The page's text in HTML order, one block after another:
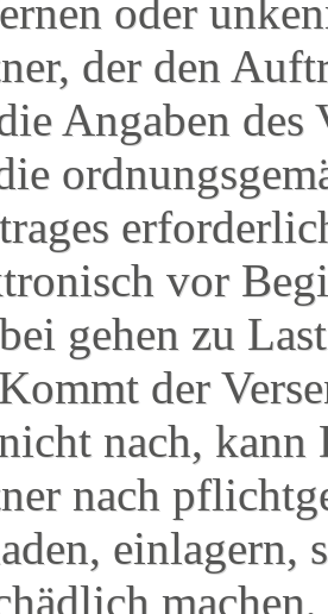
oder
der den
Angaben des
vor
gehen zu
der
nach,
nach
einlagern,